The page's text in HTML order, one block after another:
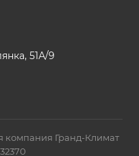
51А/9
Гранд-Климат